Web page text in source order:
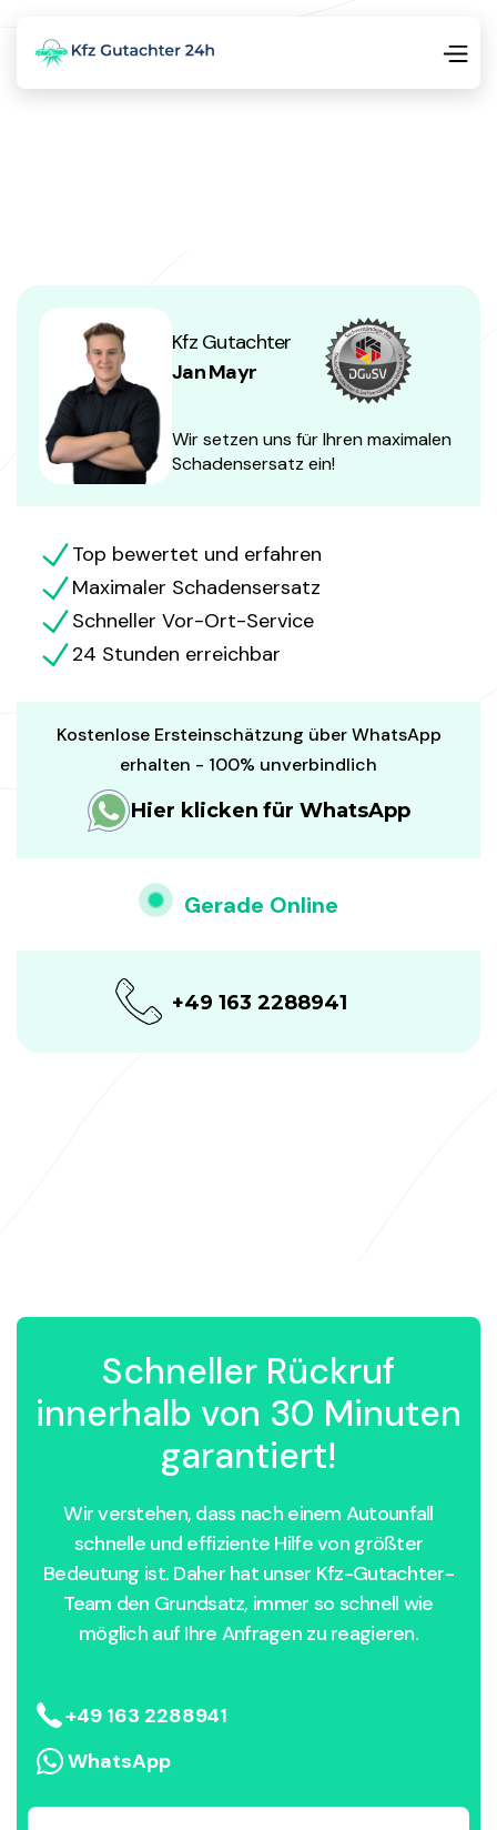
Kfz Gutachter
Jan Mayr
Wir setzen uns für Ihren maximalen
Schadensersatz ein!
Top bewertet und erfahren
Maximaler Schadensersatz
Schneller Vor-Ort-Service
24 Stunden erreichbar
Kostenlose Ersteinschätzung über WhatsApp
erhalten - 100% unverbindlich
Hier klicken für WhatsApp
Gerade Online
+49 163 2288941
Schneller Rückruf
innerhalb von 30 Minuten
garantiert!
Wir verstehen, dass nach einem Autounfall
schnelle und effiziente Hilfe von größter
Bedeutung ist. Daher hat unser Kfz-Gutachter-
Team den Grundsatz, immer so schnell wie
möglich auf Ihre Anfragen zu reagieren.
+49 163 2288941
WhatsApp